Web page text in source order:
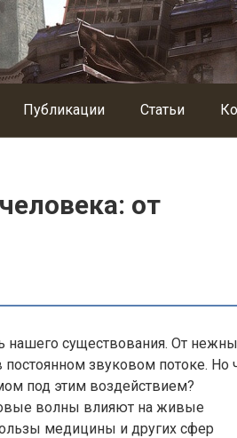
Публикации Статьи
от
нашего существования. От
звуковом потоке. Но
под этим воздействием?
волны влияют на живые
медицины и других сфер